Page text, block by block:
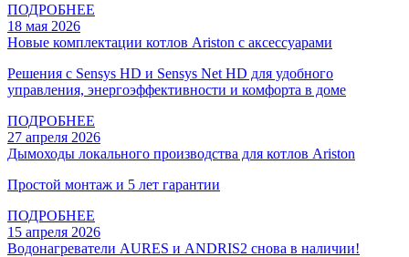
ПОДРОБНЕЕ
18 мая 2026
Новые комплектации котлов Ariston с аксессуарами
Решения с Sensys HD и Sensys Net HD для удобного
управления, энергоэффективности и комфорта в доме
ПОДРОБНЕЕ
27 апреля 2026
Дымоходы локального производства для котлов Ariston
Простой монтаж и 5 лет гарантии
ПОДРОБНЕЕ
15 апреля 2026
Водонагреватели AURES и ANDRIS2 снова в наличии!